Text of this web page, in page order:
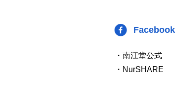
Facebook
・南江堂公式
・NurSHARE